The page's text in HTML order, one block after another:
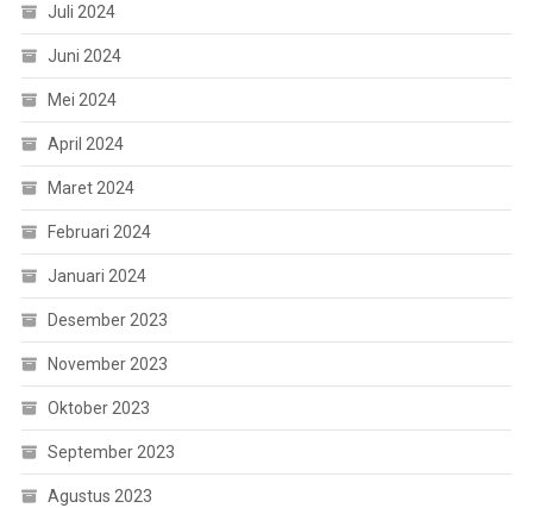
Juli 2024
Juni 2024
Mei 2024
April 2024
Maret 2024
Februari 2024
Januari 2024
Desember 2023
November 2023
Oktober 2023
September 2023
Agustus 2023